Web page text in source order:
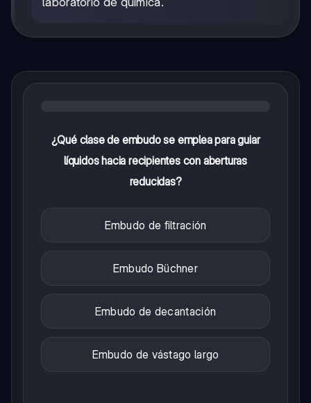
¿Qué clase de embudo se emplea para guiar
líquidos hacia recipientes con aberturas
reducidas?
Embudo de filtración
Embudo Büchner
Embudo de decantación
Embudo de vástago largo